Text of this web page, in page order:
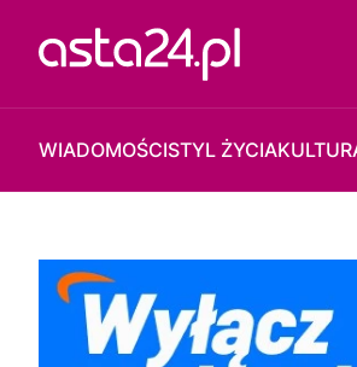
WIADOMOŚCISTYL ŻYCIA